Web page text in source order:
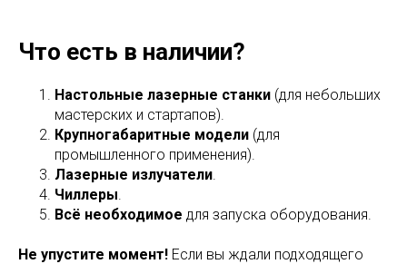
Что есть в наличии?
Настольные лазерные станки (для небольших
мастерских и стартапов).
Крупногабаритные модели (для
промышленного применения).
Лазерные излучатели.
Чиллеры.
Всё необходимое для запуска оборудования.
Не упустите момент! Если вы ждали подходящего